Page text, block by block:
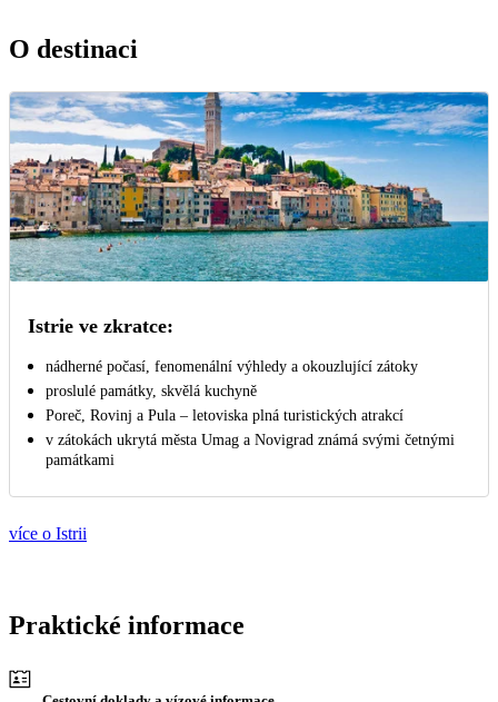
O destinaci
Istrie ve zkratce:
nádherné počasí, fenomenální výhledy a okouzlující zátoky
proslulé památky, skvělá kuchyně
Poreč, Rovinj a Pula – letoviska plná turistických atrakcí
v zátokách ukrytá města Umag a Novigrad známá svými četnými
památkami
více o Istrii
Praktické informace